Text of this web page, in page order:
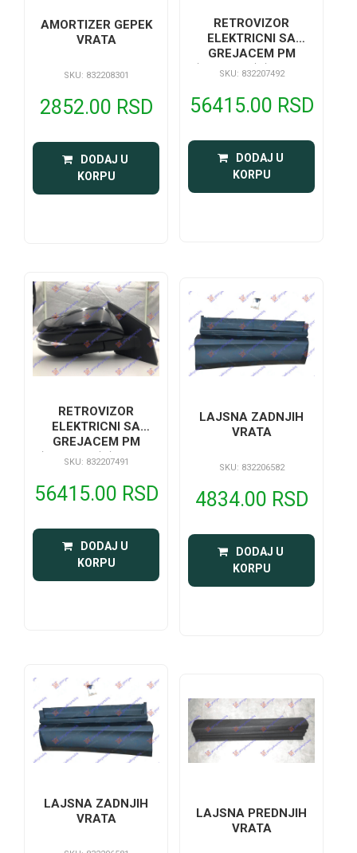
AMORTIZER GEPEK
VRATA
SKU: 832208301
2852.00 RSD
DODAJ U
KORPU
RETROVIZOR
ELEKTRICNI SA
GREJACEM PM
(MIGAVAC) (MRTAV
STAKLO)
SKU: 832207492
56415.00 RSD
DODAJ U
KORPU
RETROVIZOR
ELEKTRICNI SA
GREJACEM PM
(MIGAVAC) (MRTAV
STAKLO)
SKU: 832207491
56415.00 RSD
DODAJ U
KORPU
LAJSNA ZADNJIH
VRATA
SKU: 832206582
4834.00 RSD
DODAJ U
KORPU
LAJSNA ZADNJIH
VRATA
LAJSNA PREDNJIH
VRATA